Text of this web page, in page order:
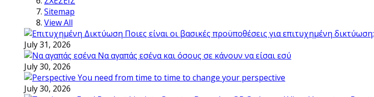
Sitemap
View All
Ποιες είναι οι βασικές προϋποθέσεις για επιτυχημένη δικτύωση;
July 31, 2026
Να αγαπάς εσένα και όσους σε κάνουν να είσαι εσύ
July 30, 2026
You need from time to time to change your perspective
July 30, 2026